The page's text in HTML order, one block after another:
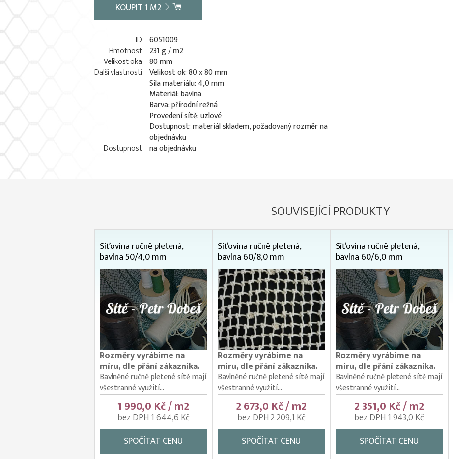
KOUPIT1 M2
ID 6051009
Hmotnost 231 g / m2
Velikost oka 80 mm
Další vlastnosti Velikost ok: 80 x 80 mm
Síla materiálu: 4,0 mm
Materiál: bavlna
Barva: přírodní režná
Provedení sítě: uzlové
Dostupnost: materiál skladem, požadovaný rozměr na
objednávku
Dostupnost na objednávku
SOUVISEJÍCÍ PRODUKTY
Síťovina ručně pletená,
bavlna 50/4,0 mm
Rozměry vyrábíme na
míru, dle přání zákazníka.
Bavlněné ručně pletené sítě mají
všestranné využití...
1 990,0 Kč / m2
bez DPH 1 644,6 Kč
SPOČÍTAT CENU
Síťovina ručně pletená,
bavlna 60/8,0 mm
Rozměry vyrábíme na
míru, dle přání zákazníka.
Bavlněné ručně pletené sítě mají
všestranné využití...
2 673,0 Kč / m2
bez DPH 2 209,1 Kč
SPOČÍTAT CENU
Síťovina ručně pletená,
bavlna 60/6,0 mm
Rozměry vyrábíme na
míru, dle přání zákazníka.
Bavlněné ručně pletené sítě mají
všestranné využití...
2 351,0 Kč / m2
bez DPH 1 943,0 Kč
SPOČÍTAT CENU